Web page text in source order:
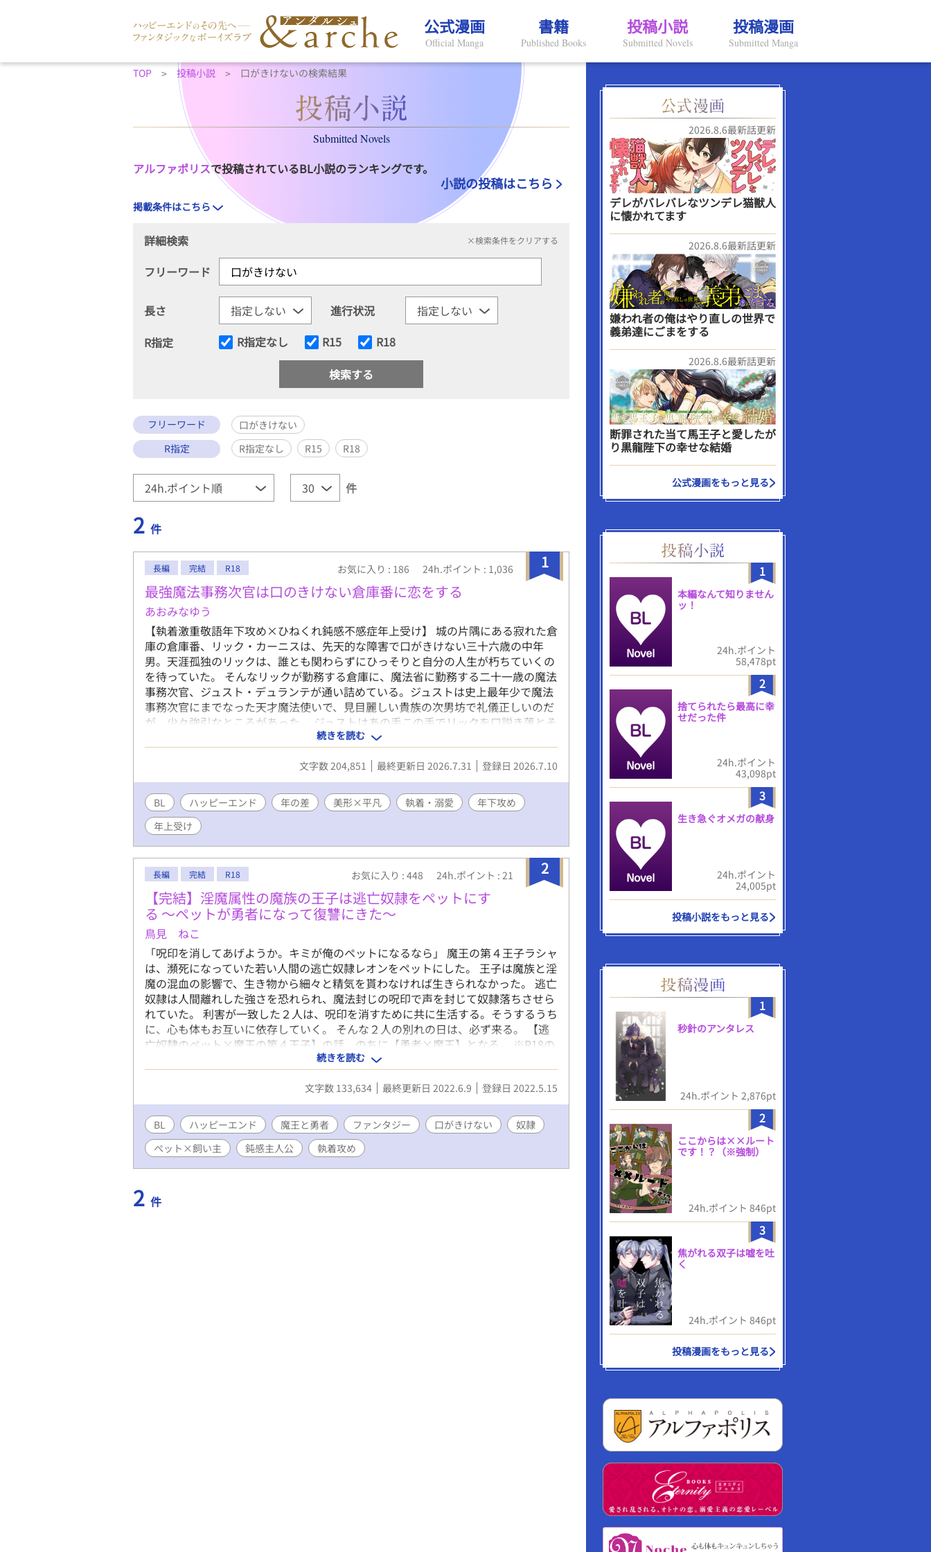
公式漫画
Official Manga
書籍
Published Books
投稿小説
Submitted Novels
投稿漫画
Submitted Manga
TOP 投稿小説 口がきけないの検索結果
Submitted Novels
アルファポリスで投稿されているBL小説のランキングです。
小説の投稿はこちら
掲載条件はこちら
詳細検索 ×検索条件をクリアする
フリーワード
長さ
進行状況
R指定
R指定なし R15 R18
フリーワード
口がきけない
R指定
R指定なし R15 R18
件
2 件
1
長編 完結 R18 お気に入り : 186 24h.ポイント : 1,036
最強魔法事務次官は口のきけない倉庫番に恋をする
あおみなゆう
【執着激重敬語年下攻め×ひねくれ鈍感不感症年上受け】 城の片隅にある寂れた倉
庫の倉庫番、リック・カーニスは、先天的な障害で口がきけない三十六歳の中年
男。天涯孤独のリックは、誰とも関わらずにひっそりと自分の人生が朽ちていくの
を待っていた。 そんなリックが勤務する倉庫に、魔法省に勤務する二十一歳の魔法
事務次官、ジュスト・デュランテが通い詰めている。ジュストは史上最年少で魔法
事務次官にまでなった天才魔法使いで、見目麗しい貴族の次男坊で礼儀正しいのだ
が、少々強引なところがあった。 ジュストはあの手この手でリックを口説き落とそ
うとしているのだが、ひねくれたリックはそれを嫌がらせだと思い込んでい
て……。 ※性描写のあるページには＊をつけています。 ※攻めの愛し方がわりと
理不尽です。受けが可哀想に感じることがあるかもしれません。悲壮感はないつも
りですが、苦手な方はご注意ください。 ※受けは途中から不感症ではなくなりま
す。 ※ドラゴンが好きな方にとって、不快になる描写があります。
続きを読む
文字数 204,851 最終更新日 2026.7.31 登録日 2026.7.10
BL ハッピーエンド 年の差 美形×平凡 執着・溺愛
年下攻め
年上受け
2
長編 完結 R18 お気に入り : 448 24h.ポイント : 21
【完結】淫魔属性の魔族の王子は逃亡奴隷をペットにす
る 〜ペットが勇者になって復讐にきた〜
鳥見 ねこ
「呪印を消してあげようか。キミが俺のペットになるなら」 魔王の第４王子ラシャ
は、瀕死になっていた若い人間の逃亡奴隷レオンをペットにした。 王子は魔族と淫
魔の混血の影響で、生き物から細々と精気を貰わなければ生きられなかった。 逃亡
奴隷は人間離れした強さを恐れられ、魔法封じの呪印で声を封じて奴隷落ちさせら
れていた。 利害が一致した２人は、呪印を消すために共に生活する。そうするうち
に、心も体もお互いに依存していく。 そんな２人の別れの日は、必ず来る。 【逃
亡奴隷のペット×魔王の第４王子】の話。のちに【勇者×魔王】となる。 ※R18の
話にはタイトルの後ろに✳︎がつきます。 ※軽めのグロ・欠損あります。 ※淫魔（イ
ンキュバス）の独自設定が出てきます。 ※攻め視点のエロあります。
続きを読む
文字数 133,634 最終更新日 2022.6.9 登録日 2022.5.15
BL ハッピーエンド 魔王と勇者 ファンタジー 口がきけない
奴隷
ペット×飼い主
鈍感主人公 執着攻め
2 件
2026.8.6最新話更新
デレがバレバレなツンデレ猫獣人
に懐かれてます
2026.8.6最新話更新
嫌われ者の俺はやり直しの世界で
義弟達にごまをする
2026.8.6最新話更新
断罪された当て馬王子と愛したが
り黒龍陛下の幸せな結婚
公式漫画をもっと見る
1
本編なんて知りません
ッ！
24h.ポイント
58,478pt
2
捨てられたら最高に幸
せだった件
24h.ポイント
43,098pt
3
生き急ぐオメガの献身
24h.ポイント
24,005pt
投稿小説をもっと見る
1
秒針のアンタレス
24h.ポイント 2,876pt
2
ここからは××ルート
です！？（※強制）
24h.ポイント 846pt
3
焦がれる双子は嘘を吐
く
24h.ポイント 846pt
投稿漫画をもっと見る